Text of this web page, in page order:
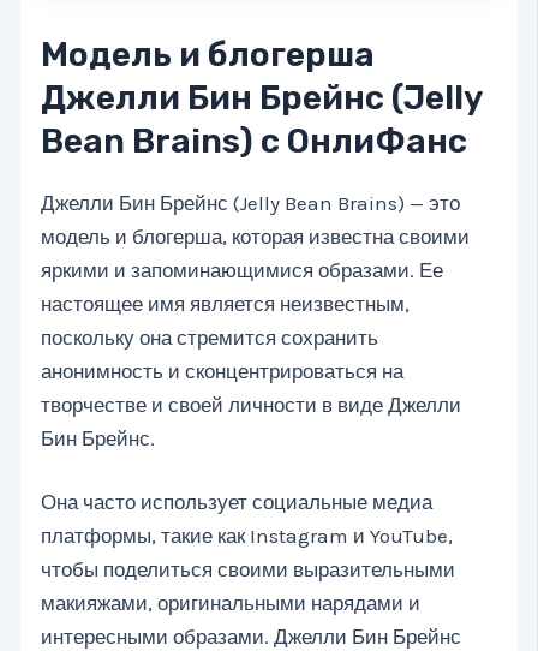
Модель и блогерша
Джелли Бин Брейнс (Jelly
Bean Brains) с ОнлиФанс
Джелли Бин Брейнс (Jelly Bean Brains) — это
модель и блогерша, которая известна своими
яркими и запоминающимися образами. Ее
настоящее имя является неизвестным,
поскольку она стремится сохранить
анонимность и сконцентрироваться на
творчестве и своей личности в виде Джелли
Бин Брейнс.
Она часто использует социальные медиа
платформы, такие как Instagram и YouTube,
чтобы поделиться своими выразительными
макияжами, оригинальными нарядами и
интересными образами. Джелли Бин Брейнс